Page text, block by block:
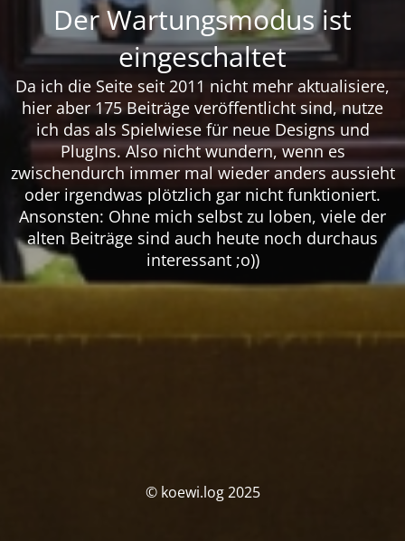
Der Wartungsmodus ist
eingeschaltet
Da ich die Seite seit 2011 nicht mehr aktualisiere,
hier aber 175 Beiträge veröffentlicht sind, nutze
ich das als Spielwiese für neue Designs und
PlugIns. Also nicht wundern, wenn es
zwischendurch immer mal wieder anders aussieht
oder irgendwas plötzlich gar nicht funktioniert.
Ansonsten: Ohne mich selbst zu loben, viele der
alten Beiträge sind auch heute noch durchaus
interessant ;o))
© koewi.log 2025